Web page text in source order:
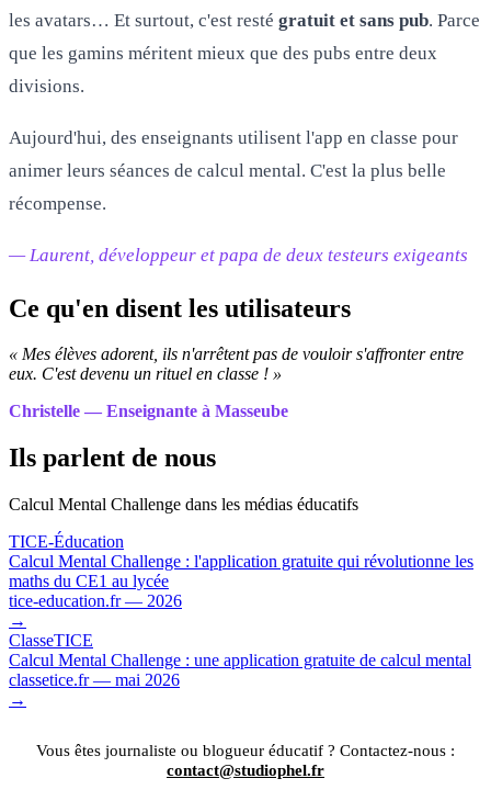
les avatars… Et surtout, c'est resté gratuit et sans pub. Parce
que les gamins méritent mieux que des pubs entre deux
divisions.
Aujourd'hui, des enseignants utilisent l'app en classe pour
animer leurs séances de calcul mental. C'est la plus belle
récompense.
— Laurent, développeur et papa de deux testeurs exigeants
Ce qu'en disent les utilisateurs
« Mes élèves adorent, ils n'arrêtent pas de vouloir s'affronter entre
eux. C'est devenu un rituel en classe ! »
Christelle — Enseignante à Masseube
Ils parlent de nous
Calcul Mental Challenge dans les médias éducatifs
TICE-Éducation
Calcul Mental Challenge : l'application gratuite qui révolutionne les
maths du CE1 au lycée
tice-education.fr — 2026
→
ClasseTICE
Calcul Mental Challenge : une application gratuite de calcul mental
classetice.fr — mai 2026
→
Vous êtes journaliste ou blogueur éducatif ? Contactez-nous :
contact@studiophel.fr